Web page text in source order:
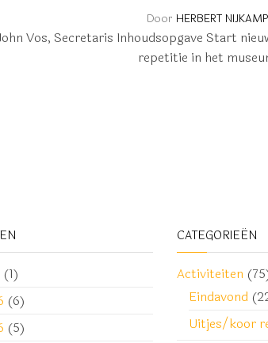
Door HERBERT NIJKAMP
Vos, Secretaris Inhoudsopgave Start
repetitie in het
(1)
(6)
(5)
CATEGORIEËN
Activiteiten
Eindavond
Uitjes/koor